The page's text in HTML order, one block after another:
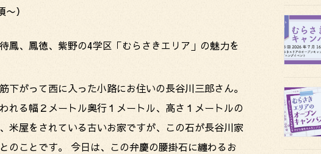
）
、鳳徳、紫野の4学区「むらさきエリア」の魅力を
がって西に入った小路にお住いの長谷川三郎さん。
れる幅２メートル奥行１メートル、高さ１メートルの
米屋をされている古いお家ですが、この石が長谷川家
のことです。 今日は、この弁慶の腰掛石に纏わるお